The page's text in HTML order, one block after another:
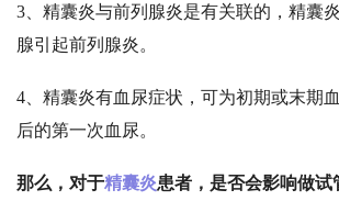
3、精囊炎与前列腺炎是有关联的，精囊
腺引起前列腺炎。
4、精囊炎有血尿症状，可为初期或末期
后的第一次血尿。
那么，对于精囊炎患者，是否会影响做试